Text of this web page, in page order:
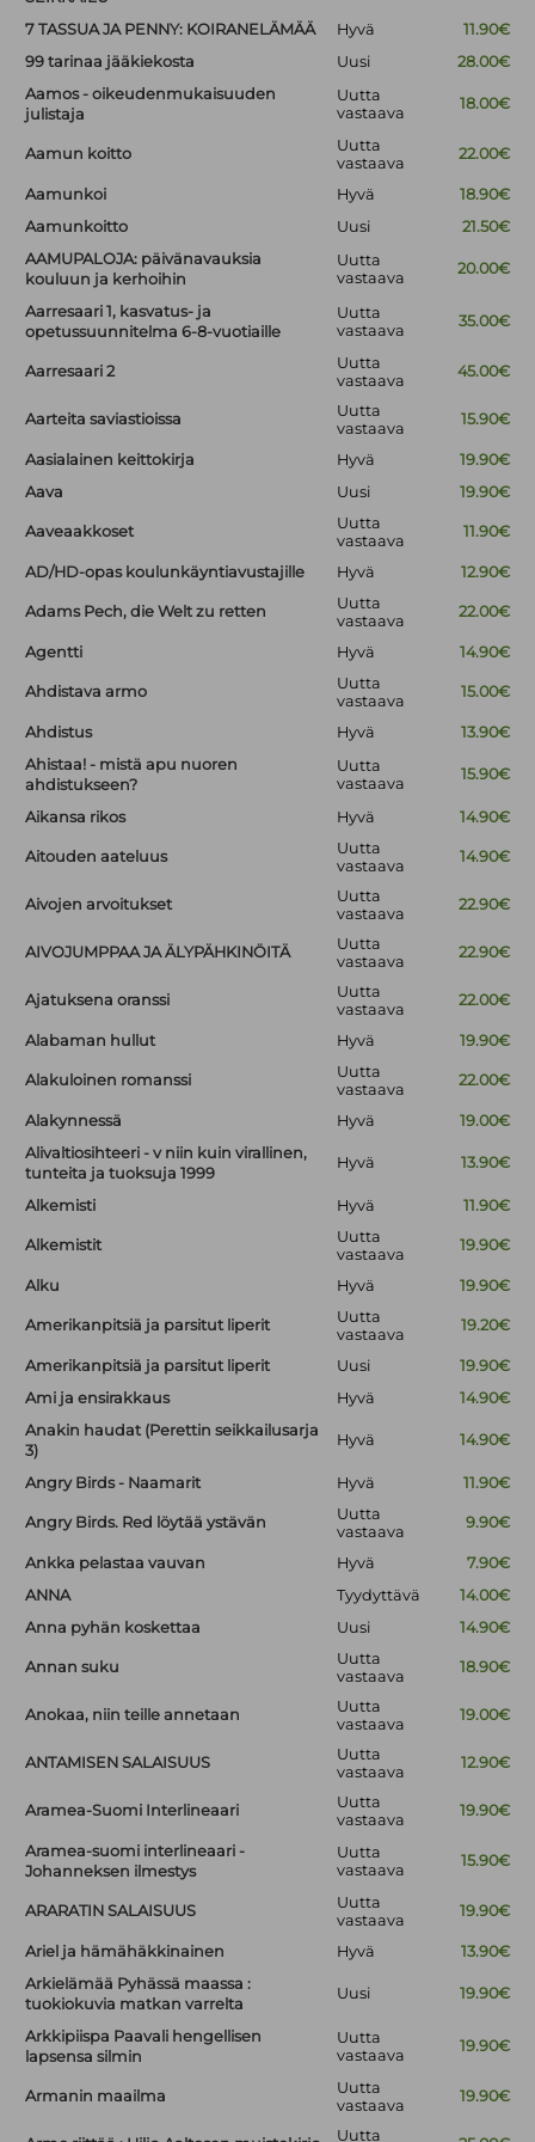
7 TASSUA JA PENNY: KOIRANELÄMÄÄ Hyvä
11.90€
99 tarinaa jääkiekosta
Uusi
28.00€
Aamos - oikeudenmukaisuuden
julistaja
Uutta
vastaava
18.00€
Aamun koitto
Uutta
vastaava
22.00€
Aamunkoi Hyvä
18.90€
Aamunkoitto
Uusi
21.50€
AAMUPALOJA: päivänavauksia
kouluun ja kerhoihin
Uutta
vastaava
20.00€
Aarresaari 1, kasvatus- ja
opetussuunnitelma 6-8-vuotiaille
Uutta
vastaava
35.00€
Aarresaari 2
Uutta
vastaava
45.00€
Aarteita saviastioissa
Uutta
vastaava
15.90€
Aasialainen keittokirja Hyvä
19.90€
Aava
Uusi 19.90€
Aaveaakkoset
Uutta
vastaava
11.90€
AD/HD-opas koulunkäyntiavustajille Hyvä 12.90€
Adams Pech, die Welt zu retten
Uutta
vastaava
22.00€
Agentti Hyvä 14.90€
Ahdistava armo
Uutta
vastaava
15.00€
Ahdistus Hyvä
13.90€
Ahistaa! - mistä apu nuoren
ahdistukseen?
Uutta
vastaava
15.90€
Aikansa rikos Hyvä 14.90€
Aitouden aateluus
Uutta
vastaava
14.90€
Aivojen arvoitukset
Uutta
vastaava
22.90€
AIVOJUMPPAA JA ÄLYPÄHKINÖITÄ
Uutta
vastaava
22.90€
Ajatuksena oranssi
Uutta
vastaava
22.00€
Alabaman hullut Hyvä 19.90€
Alakuloinen romanssi
Uutta
vastaava
22.00€
Alakynnessä Hyvä
19.00€
Alivaltiosihteeri - v niin kuin virallinen,
tunteita ja tuoksuja 1999
Hyvä 13.90€
Alkemisti Hyvä 11.90€
Alkemistit
Uutta
vastaava
19.90€
Alku Hyvä 19.90€
Amerikanpitsiä ja parsitut liperit
Uutta
vastaava
19.20€
Amerikanpitsiä ja parsitut liperit Uusi
19.90€
Ami ja ensirakkaus
Hyvä
14.90€
Anakin haudat (Perettin seikkailusarja
3)
Hyvä 14.90€
Angry Birds - Naamarit Hyvä 11.90€
Angry Birds. Red löytää ystävän
Uutta
vastaava
9.90€
Ankka pelastaa vauvan Hyvä
7.90€
ANNA
Tyydyttävä
14.00€
Anna pyhän koskettaa
Uusi 14.90€
Annan suku
Uutta
vastaava
18.90€
Anokaa, niin teille annetaan
Uutta
vastaava
19.00€
ANTAMISEN SALAISUUS
Uutta
vastaava
12.90€
Aramea-Suomi Interlineaari
Uutta
vastaava
19.90€
Aramea-suomi interlineaari -
Johanneksen ilmestys
Uutta
vastaava
15.90€
ARARATIN SALAISUUS
Uutta
vastaava
19.90€
Ariel ja hämähäkkinainen Hyvä
13.90€
Arkielämää Pyhässä maassa :
tuokiokuvia matkan varrelta
Uusi 19.90€
Arkkipiispa Paavali hengellisen
lapsensa silmin
Uutta
vastaava
19.90€
Armanin maailma
Uutta
vastaava
19.90€
Uutta